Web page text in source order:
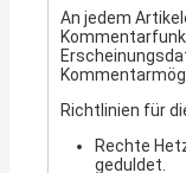
An jedem
Richtlinien für
Rechte
geduldet.